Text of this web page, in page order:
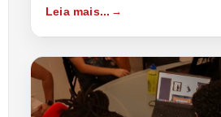
Leia mais...